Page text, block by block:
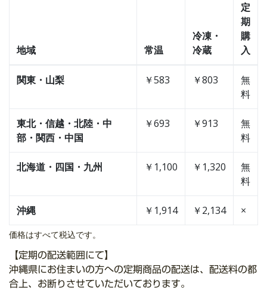
価格はすべて税込です。
地域 常温
冷凍・
冷蔵
定
期
購
入
関東・山梨 ￥583 ￥803
無
料
東北・信越・北陸・中
部・関西・中国
￥693 ￥913
無
料
北海道・四国・九州 ￥1,100 ￥1,320
無
料
沖縄 ￥1,914 ￥2,134 ×
【定期の配送範囲にて】
沖縄県にお住まいの方への定期商品の配送は、配送料の都
合上、お断りさせていただいております。